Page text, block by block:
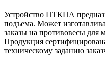
Устройство ПТКПА
подъема. Может
заказы на противовесы для
Продукция
техническому заданию